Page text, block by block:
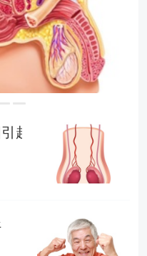
起的怎么办